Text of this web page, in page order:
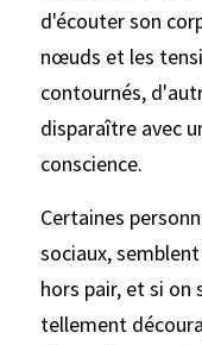
d'écouter son
nœuds et les
contournés,
disparaître avec
conscience.
Certaines
sociaux,
hors pair, et si on
tellement